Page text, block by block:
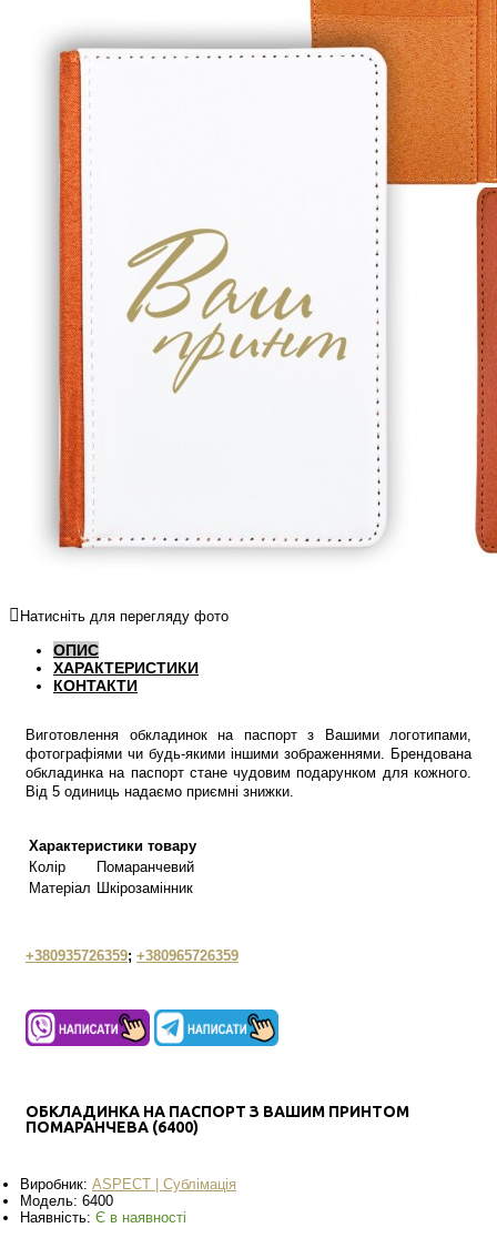
Натисніть для перегляду фото
ОПИС
ХАРАКТЕРИСТИКИ
КОНТАКТИ
Виготовлення обкладинок на паспорт з Вашими логотипами,
фотографіями чи будь-якими іншими зображеннями. Брендована
обкладинка на паспорт стане чудовим подарунком для кожного.
Від 5 одиниць надаємо приємні знижки.
Характеристики товару
Колір
Помаранчевий
Матеріал Шкірозамінник
+380935726359; +380965726359
ОБКЛАДИНКА НА ПАСПОРТ З ВАШИМ ПРИНТОМ
ПОМАРАНЧЕВА (6400)
Виробник: ASPECT | Сублімація
Модель: 6400
Наявність: Є в наявності